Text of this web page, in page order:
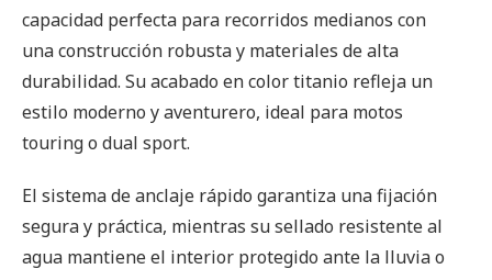
capacidad perfecta para recorridos medianos con
una construcción robusta y materiales de alta
durabilidad. Su acabado en color titanio refleja un
estilo moderno y aventurero, ideal para motos
touring o dual sport.
El sistema de anclaje rápido garantiza una fijación
segura y práctica, mientras su sellado resistente al
agua mantiene el interior protegido ante la lluvia o